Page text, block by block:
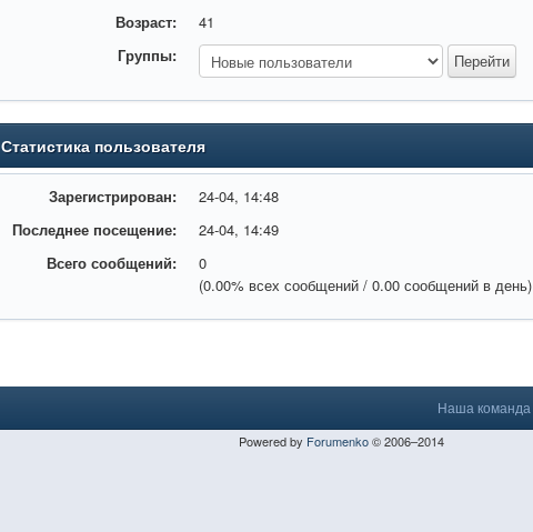
Возраст:
41
Группы:
Статистика пользователя
Зарегистрирован:
24-04, 14:48
Последнее посещение:
24-04, 14:49
Всего сообщений:
0
(0.00% всех сообщений / 0.00 сообщений в день)
Наша команда
Powered by Forumenko© 2006–2014